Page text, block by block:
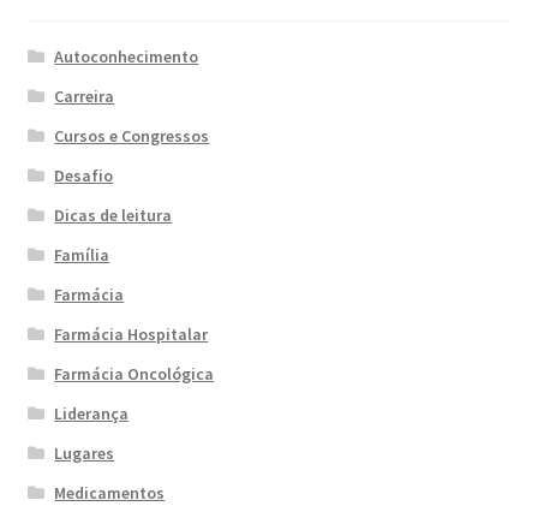
Autoconhecimento
Carreira
Cursos e Congressos
Desafio
Dicas de leitura
Família
Farmácia
Farmácia Hospitalar
Farmácia Oncológica
Liderança
Lugares
Medicamentos